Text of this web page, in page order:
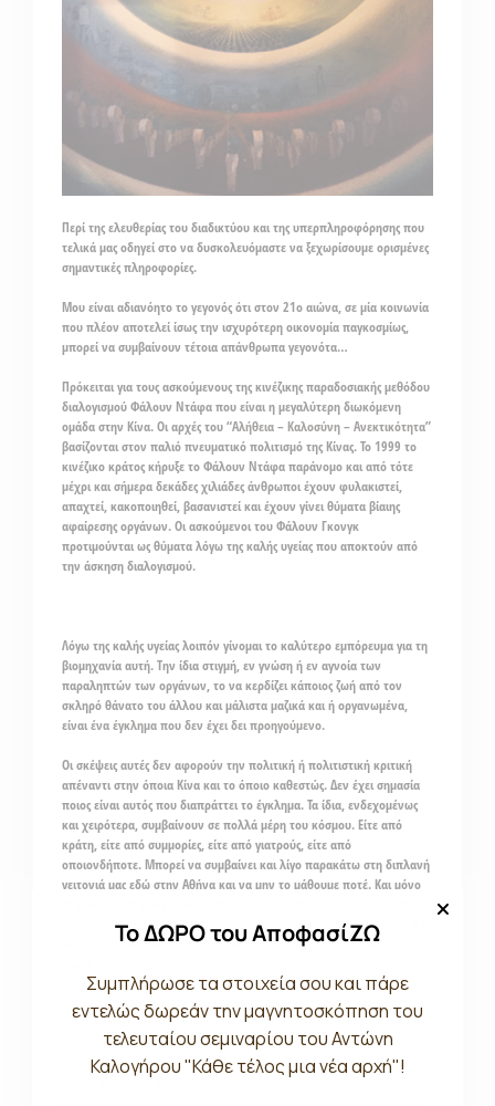
Περί της ελευθερίας του διαδικτύου και της υπερπληροφόρησης που
τελικά μας οδηγεί στο να δυσκολευόμαστε να ξεχωρίσουμε ορισμένες
σημαντικές πληροφορίες.
Μου είναι αδιανόητο το γεγονός ότι στον 21ο αιώνα, σε μία κοινωνία
που πλέον αποτελεί ίσως την ισχυρότερη οικονομία παγκοσμίως,
μπορεί να συμβαίνουν τέτοια απάνθρωπα γεγονότα…
Πρόκειται για τους ασκούμενους της κινέζικης παραδοσιακής μεθόδου
διαλογισμού Φάλουν Ντάφα που είναι η μεγαλύτερη διωκόμενη
ομάδα στην Κίνα. Οι αρχές του“Αλήθεια – Καλοσύνη – Ανεκτικότητα”
βασίζονται στον παλιό πνευματικό πολιτισμό της Κίνας. Το 1999 το
κινέζικο κράτος κήρυξε το Φάλουν Ντάφα παράνομο και από τότε
μέχρι και σήμερα δεκάδες χιλιάδες άνθρωποι έχουν φυλακιστεί,
απαχτεί, κακοποιηθεί, βασανιστεί και έχουν γίνει θύματα βίαιης
αφαίρεσης οργάνων. Οι ασκούμενοι του Φάλουν Γκονγκ
προτιμούνται ως θύματα λόγω της καλής υγείας που αποκτούν από
την άσκηση διαλογισμού.
Λόγω της καλής υγείας λοιπόν γίνομαι το καλύτερο εμπόρευμα για τη
βιομηχανία αυτή. Την ίδια στιγμή, εν γνώση ή εν αγνοία των
παραληπτών των οργάνων, το να κερδίζει κάποιος ζωή από τον
σκληρό θάνατο του άλλου και μάλιστα μαζικά και ή οργανωμένα,
είναιένα έγκλημα που δεν έχει δει προηγούμενο.
Οι σκέψεις αυτές δεν αφορούν την πολιτική ή πολιτιστική κριτική
απέναντι στην όποια Κίνα και το όποιο καθεστώς. Δεν έχει σημασία
ποιος είναι αυτός που διαπράττει το έγκλημα. Τα ίδια, ενδεχομένως
και χειρότερα, συμβαίνουν σε πολλά μέρη του κόσμου. Είτε από
κράτη, είτε από συμμορίες, είτε από γιατρούς, είτε από
οποιονδήποτε. Μπορεί να συμβαίνει και λίγο παρακάτω στη διπλανή
γειτονιά μας εδώ στην Αθήνα και να μην το μάθουμε ποτέ. Και μόνο
δικός μου άνθρωπος ή στην πιο τραγική του μορφή, το παιδί μου ή το
παιδί οποιουδήποτε συνανθρώπου μου και ξαφνικά να ξυπνήσουμε
συγκλονίζει. Γιατί συνεχίζω να πιστεύω βαθιά στο ανθρώπινο είδος
και την ικανότητά του να δημιουργείθαύματα!
Πιστεύω επίσης στα ανθρώπινα δικαιώματα τα οποία ως παγκόσμια
κοινωνία έχουμε θεσπίσει. Ταανθρώπινα δικαιώματααποτελούν
ηθικές αρχές που θέτουν συγκεκριμένα πρότυπα ανθρώπινης
Το ΔΩΡΟ του ΑποφασίΖΩ
Συμπλήρωσε τα στοιχεία σου και πάρε
εντελώς δωρεάν την μαγνητοσκόπηση του
τελευταίου σεμιναρίου του Αντώνη
Καλογήρου "Κάθε τέλος μια νέα αρχή"!